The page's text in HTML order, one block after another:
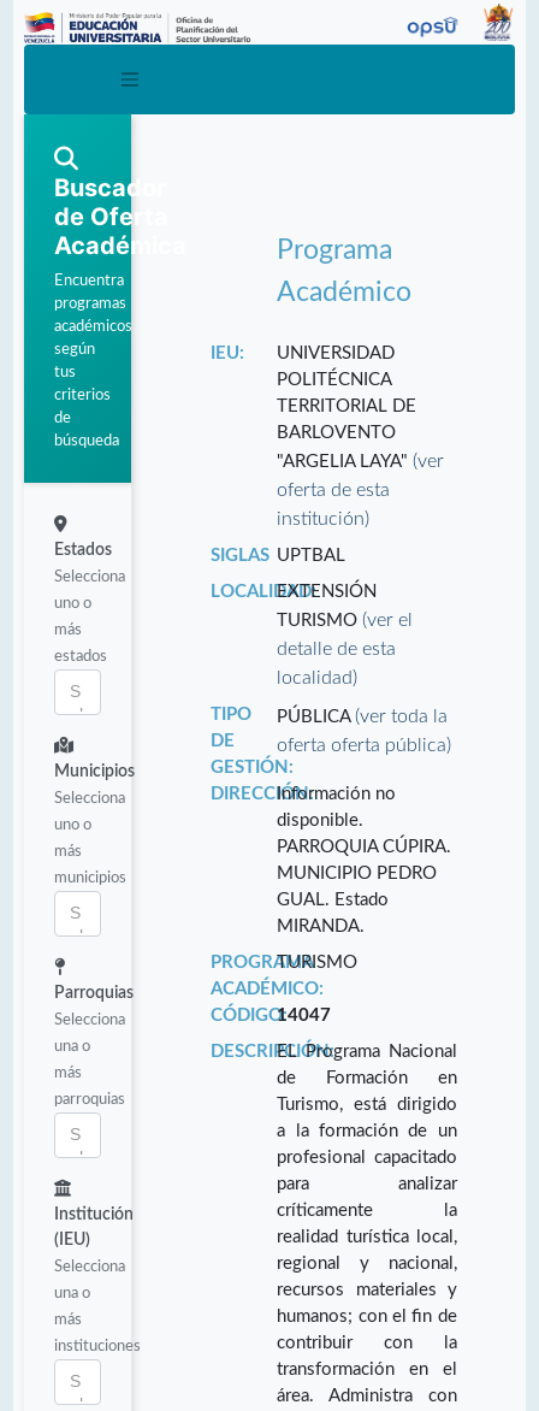
Buscador
de Oferta
Académica
Encuentra
programas
académicos
según
tus
criterios
de
búsqueda
Estados
Selecciona
uno o
más
estados
Municipios
Selecciona
uno o
más
municipios
Parroquias
Selecciona
una o
más
parroquias
Institución
(IEU)
Selecciona
una o
más
instituciones
Programa
Académico
IEU:
UNIVERSIDAD
POLITÉCNICA
TERRITORIAL DE
BARLOVENTO
"ARGELIA LAYA"(ver
oferta de esta
institución)
SIGLAS UPTBAL
LOCALIDAD:EXTENSIÓN
TURISMO(ver el
detalle de esta
localidad)
TIPO
DE
GESTIÓN:
PÚBLICA(ver toda la
oferta oferta pública)
DIRECCIÓN:Información no
disponible.
PARROQUIA CÚPIRA.
MUNICIPIO PEDRO
GUAL. Estado
MIRANDA.
PROGRAMA
ACADÉMICO:
TURISMO
CÓDIGO:14047
DESCRIPCIÓN:EL Programa Nacional
de Formación en
Turismo, está dirigido
a la formación de un
profesional capacitado
para analizar
críticamente la
realidad turística local,
regional y nacional,
recursos materiales y
humanos; con el fin de
contribuir con la
transformación en el
área. Administra con